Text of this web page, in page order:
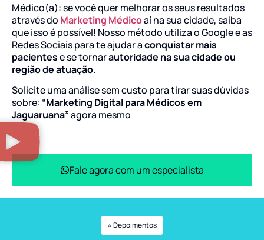
Médico(a): se você quer melhorar os seus resultados
através do Marketing Médicoaí na sua cidade, saiba
que isso é possível! Nosso método utiliza o Google e as
Redes Sociais para te ajudar aconquistar mais
pacientese se tornarautoridade na sua cidade ou
região de atuação.
Solicite uma análise sem custo para tirar suas dúvidas
sobre: “Marketing Digital para Médicos em
Jaguaruana”agora mesmo
Fale agora com um especialista
⭐ Depoimentos